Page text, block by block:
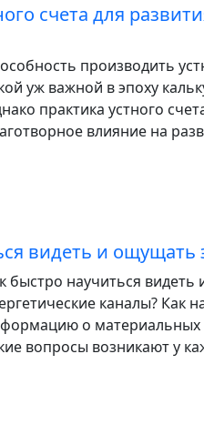
счета для
производить
уж важной в эпоху
практика устного
влияние на
видеть и ощущать
быстро научиться видеть
каналы? Как
о материальных
вопросы возникают у